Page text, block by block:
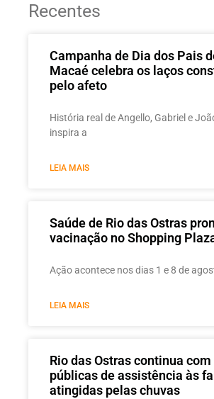
Recentes
Campanha de Dia dos Pais
Macaé celebra os laços
pelo afeto
História real de Angello, Gabriel e
inspira a
LEIA MAIS
Saúde de Rio das Ostras
vacinação no Shopping
Ação acontece nos dias 1 e 8 de
LEIA MAIS
Rio das Ostras continua
públicas de assistência às
atingidas pelas chuvas